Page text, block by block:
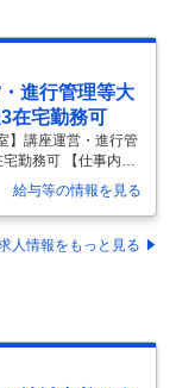
進行管理等大
在宅勤務可
】講座運営・進行管
勤務可 【仕事内
管理等◆大学職員・
な仕事内容】 ～学
～運営をサポート／
ポジションでは、AI
む、リアル
給与等の情報を見る
人情報をもっと見る